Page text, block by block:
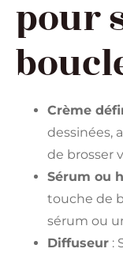
pour
Crème
dessinées,
de brosser
Sérum ou
touche de
sérum ou
Diffuseur :